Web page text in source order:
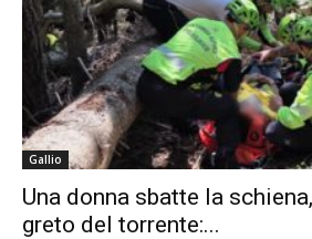
Gallio
Una donna sbatte la
greto del torrente:...